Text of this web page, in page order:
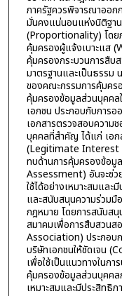
ภาครัฐควรพิจารณาออก
มั่นคงแน่นอนแห่งนิติฐา
(Proportionality) โดย
คุ้มครองผู้แจ้งเบาะแส
คุ้มครองกระบวนการสืบ
มาตรฐานและเป็นธรรม
ของคณะกรรมการคุ้มค
คุ้มครองข้อมูลส่วนบุคคล
เอกชน ประกอบกับการ
เอกสารตรวจสอบความ
บุคคลที่สำคัญ ได้แก่ เอก
(Legitimate Interest
ทบด้านการคุ้มครองข้อ
Assessment) อันจะช่ว
ใช้ได้อย่างเหมาะสมแล
และสนับสนุนความร่วมมื
กฎหมาย โดยการสนับส
สมาคมเพื่อการสืบสวน
Association) ประกอบ
บริษัทเอกชนให้ชัดเจน
เพื่อใช้เป็นแนวทางในก
คุ้มครองข้อมูลส่วนบุคคล
เหมาะสมและมีประสิทธิภ